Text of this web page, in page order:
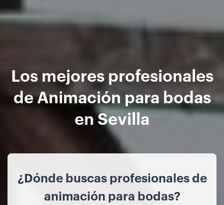
Los mejores profesionales
de Animación para bodas
en Sevilla
¿Dónde buscas profesionales de
animación para bodas?